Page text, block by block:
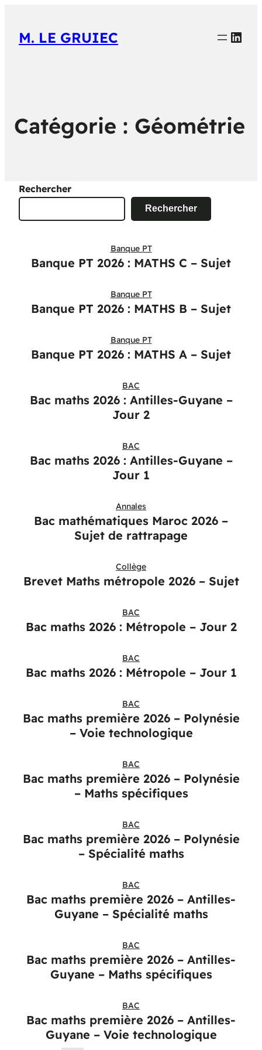
M. LE GRUIEC
Catégorie : Géométrie
Rechercher
Rechercher
Banque PT
Banque PT 2026 : MATHS C – Sujet
Banque PT
Banque PT 2026 : MATHS B – Sujet
Banque PT
Banque PT 2026 : MATHS A – Sujet
BAC
Bac maths 2026 : Antilles-Guyane –
Jour 2
BAC
Bac maths 2026 : Antilles-Guyane –
Jour 1
Annales
Bac mathématiques Maroc 2026 –
Sujet de rattrapage
Collège
Brevet Maths métropole 2026 – Sujet
BAC
Bac maths 2026 : Métropole – Jour 2
BAC
Bac maths 2026 : Métropole – Jour 1
BAC
Bac maths première 2026 – Polynésie
– Voie technologique
BAC
Bac maths première 2026 – Polynésie
– Maths spécifiques
BAC
Bac maths première 2026 – Polynésie
– Spécialité maths
BAC
Bac maths première 2026 – Antilles-
Guyane – Spécialité maths
BAC
Bac maths première 2026 – Antilles-
Guyane – Maths spécifiques
BAC
Bac maths première 2026 – Antilles-
Guyane – Voie technologique